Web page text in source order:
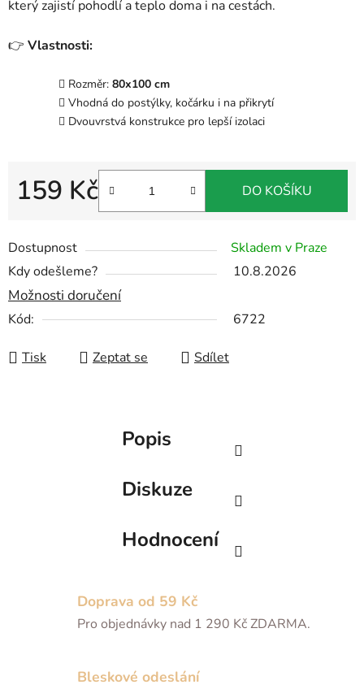
který zajistí pohodlí a teplo doma i na cestách.
👉 Vlastnosti:
Rozměr: 80x100 cm
Vhodná do postýlky, kočárku i na přikrytí
Dvouvrstvá konstrukce pro lepší izolaci
Dostupnost
Skladem v Praze
Kdy odešleme?
10.8.2026
Možnosti doručení
Kód: 6722
159 Kč DO KOŠÍKU
Tisk Zeptat se Sdílet
Doprava od 59 Kč
Pro objednávky nad 1 290 Kč ZDARMA.
Bleskové odeslání
Popis
Diskuze
Hodnocení